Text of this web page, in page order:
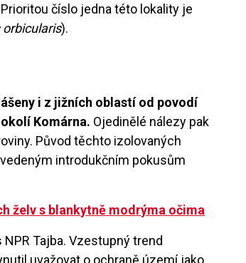
číslo jedna této lokality je
orbicularis).
i z jižních oblastí od povodí
Komárna. Ojedinělé nálezy pak
Původ těchto izolovaných
introdukčním pokusům
želv s blankytně modrýma očima
Tajba. Vzestupný trend
uvažovat o ochraně území jako